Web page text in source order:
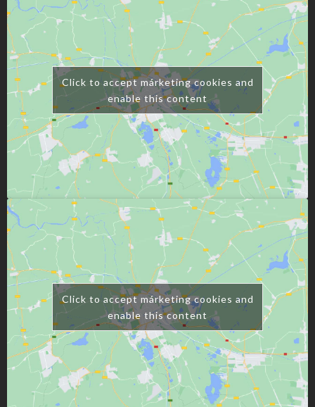
Click to accept márketing cookies and
enable this content
Click to accept márketing cookies and
enable this content